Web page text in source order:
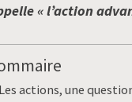
« l’action
Les actions, une